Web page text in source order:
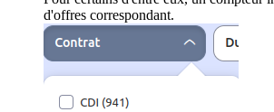
d'offres correspondant.